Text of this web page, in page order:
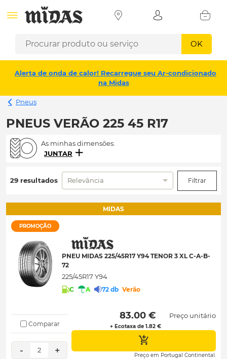
OK
Alerta de onda de calor! Recarregue seu Ar-condicionado
na Midas
Pneus
PNEUS VERÃO 225 45 R17
As minhas dimensões:
JUNTAR
29 resultados Relevância Filtrar
MIDAS
PROMOÇÃO
PNEU MIDAS 225/45R17 Y94 TENOR 3 XL C-A-B-
72
225/45R17 Y94
C A 72 db Verão
Comparar
- 2 +
83.00 €
+ Ecotaxa de 1.82 €
Preço unitário
Preço em Portugal Continental.